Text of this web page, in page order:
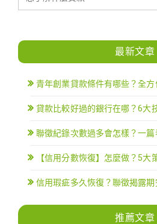
最新文章
青年創業貸款條件有哪些？全
貸款比較好過的銀行在哪？6大
聯徵紀錄次數過多會怎樣？一篇
【信用分數恢復】怎麼做？5大
信用瑕疵多久恢復？聯徵揭露期
推薦文章